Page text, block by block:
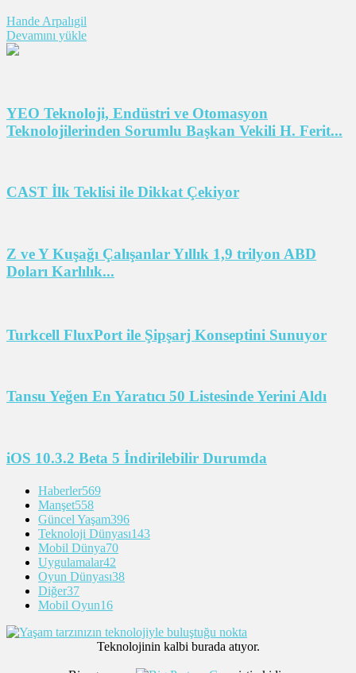
Hande Arpalıgil
Devamını yükle
YEO Teknoloji, Endüstri ve Otomasyon
Teknolojilerinden Sorumlu Başkan Vekili H. Ferit...
CAST İlk Teklisi ile Dikkat Çekiyor
Z ve Y Kuşağı Çalışanlar Yıllık 1,9 trilyon ABD
Doları Karlılık...
Turkcell FluxPort ile Şipşarj Konseptini Sunuyor
Tansu Yeğen En Yaratıcı 50 Listesinde Yerini Aldı
iOS 10.3.2 Beta 5 İndirilebilir Durumda
Haberler569
Manşet558
Güncel Yaşam396
Teknoloji Dünyası143
Mobil Dünya70
Uygulamalar42
Oyun Dünyası38
Diğer37
Mobil Oyun16
Teknolojinin kalbi burada atıyor.